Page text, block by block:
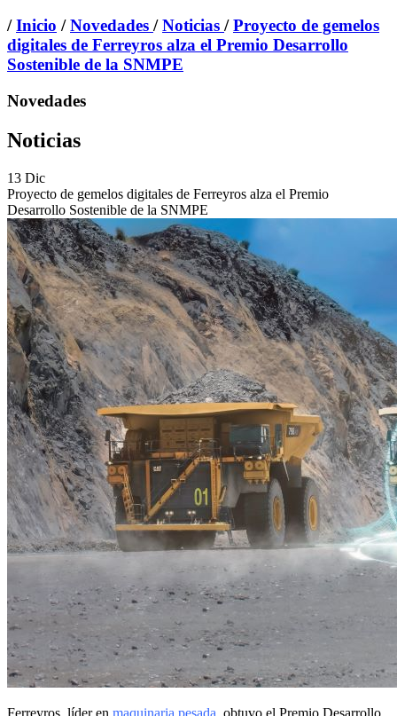
/Inicio /Novedades /Noticias /Proyecto de gemelos
digitales de Ferreyros alza el Premio Desarrollo
Sostenible de la SNMPE
Novedades
Noticias
13 Dic
Proyecto de gemelos digitales de Ferreyros alza el Premio
Desarrollo Sostenible de la SNMPE
Ferreyros, líder en maquinaria pesada , obtuvo el Premio Desarrollo